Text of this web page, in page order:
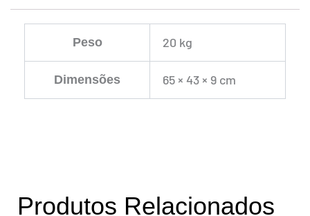
Peso 20 kg
Dimensões 65 × 43 × 9 cm
Produtos Relacionados